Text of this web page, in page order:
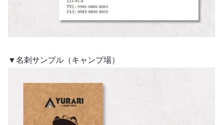
▼名刺サンプル（キャンプ場）